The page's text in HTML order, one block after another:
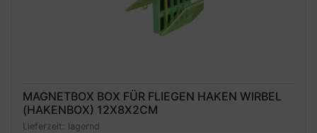
MAGNETBOX BOX FÜR FLIEGEN HAKEN WIRBEL
(HAKENBOX) 12X8X2CM
Lieferzeit: lagernd